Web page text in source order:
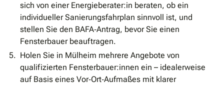
sich von einer Energieberater:in beraten, ob ein
individueller Sanierungsfahrplan sinnvoll ist, und
stellen Sie den BAFA‐Antrag, bevor Sie einen
Fensterbauer beauftragen.
Holen Sie in Mülheim mehrere Angebote von
qualifizierten Fensterbauer:innen ein – idealerweise
auf Basis eines Vor‐Ort‐Aufmaßes mit klarer